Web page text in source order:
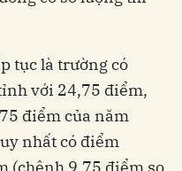
tục là trường có
với 24,75 điểm,
điểm của năm
nhất có điểm
(chênh 9,75 điểm so